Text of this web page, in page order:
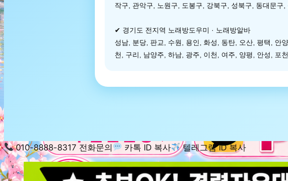
작구, 관악구, 노원구, 도봉구, 강북구, 성북구, 동대문구,
✔ 경기도 전지역 노래방도우미 · 노래방알바
성남, 분당, 판교, 수원, 용인, 화성, 동탄, 오산, 평택, 안
천, 구리, 남양주, 하남, 광주, 이천, 여주, 양평, 안성, 포
010-8888-8317 전화문의 카톡 ID 복사 텔레그램 ID 복사